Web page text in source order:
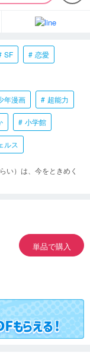
SF 恋愛
年漫画 超能力
小学館
ルス
い）は、今をときめく
単品で購入